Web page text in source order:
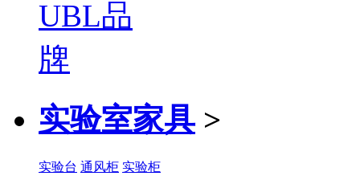
实验室家具 >
实验台 通风柜 实验柜